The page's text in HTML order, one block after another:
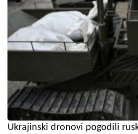
Ukrajinski dronovi pogodili